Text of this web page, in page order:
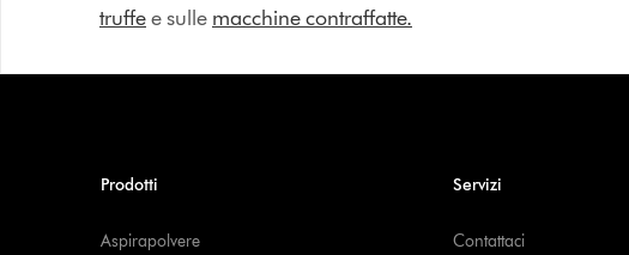
truffee sulle macchine contraffatte.
Prodotti
Aspirapolvere
Servizi
Contattaci